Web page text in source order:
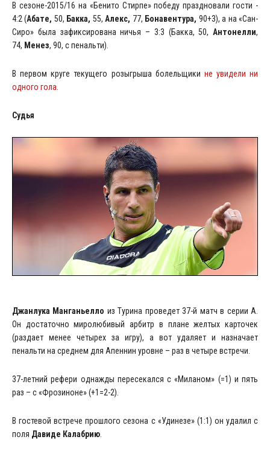
В сезоне-2015/16 на «Бенито Стирпе» победу праздновали гости -
4:2 (Абате, 50, Бакка, 55,Алекс, 77, Бонавентура, 90+3), а на «Сан-
Сиро» была зафиксирована ничья – 3:3 (Бакка, 50, Антонелли,
74, Менез, 90, с пенальти).
В первом круге текущего розыгрыша болельщики не увидели ни
одного гола
Судья
Джанлука Манганьелло из Турина проведет 37-й матч в серии А.
Он достаточно миролюбивый арбитр в плане желтых карточек
(раздает менее четырех за игру), а вот удаляет и назначает
пенальти на среднем для Апеннин уровне – раз в четыре встречи.
37-летний рефери однажды пересекался с «Миланом» (=1) и пять
раз – с «Фрозиноне» (+1=2-2).
В гостевой встрече прошлого сезона с «Удинезе» (1:1) он удалил с
поля Давиде Калабрию